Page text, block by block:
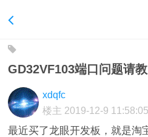
GD32VF103端口问题请教
xdqfc
楼主 2019-12-9 11:58:05
最近买了龙眼开发板，就是淘